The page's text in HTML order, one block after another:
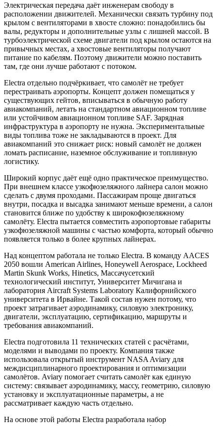
Электрическая передача даёт инженерам свободу в
расположении движителей. Механически связать турбину под
крылом с вентиляторами в хвосте сложно: понадобились бы
валы, редукторы и дополнительные узлы с лишней массой. В
турбоэлектрической схеме двигатели под крылом остаются на
привычных местах, а хвостовые вентиляторы получают
питание по кабелям. Поэтому движители можно поставить
там, где они лучше работают с потоком.
Electra отдельно подчёркивает, что самолёт не требует
перестраивать аэропорты. Концепт должен помещаться у
существующих гейтов, вписываться в обычную работу
авиакомпаний, летать на стандартном авиационном топливе
или устойчивом авиационном топливе SAF. Зарядная
инфраструктура в аэропорту не нужна. Экспериментальные
виды топлива тоже не закладываются в проект. Для
авиакомпаний это снижает риск: новый самолёт не должен
ломать расписание, наземное обслуживание и топливную
логистику.
Широкий корпус даёт ещё одно практическое преимущество.
При внешнем классе узкофюзеляжного лайнера салон можно
сделать с двумя проходами. Пассажирам проще двигаться
внутри, посадка и высадка занимают меньше времени, а салон
становится ближе по удобству к широкофюзеляжному
самолёту. Electra пытается совместить аэропортовые габариты
узкофюзеляжной машины с частью комфорта, который обычно
появляется только в более крупных лайнерах.
Над концептом работала не только Electra. В команду AACES
2050 вошли American Airlines, Honeywell Aerospace, Lockheed
Martin Skunk Works, Hinetics, Массачусетский
технологический институт, Университет Мичигана и
лаборатория Aircraft Systems Laboratory Калифорнийского
университета в Ирвайне. Такой состав нужен потому, что
проект затрагивает аэродинамику, силовую электронику,
двигатели, эксплуатацию, сертификацию, маршруты и
требования авиакомпаний.
Electra подготовила 11 технических статей с расчётами,
моделями и выводами по проекту. Компания также
использовала открытый инструмент NASA Aviary для
междисциплинарного проектирования и оптимизации
самолётов. Aviary помогает считать самолёт как единую
систему: связывает аэродинамику, массу, геометрию, силовую
установку и эксплуатационные параметры, а не
рассматривает каждую часть отдельно.
На основе этой работы Electra разработала набор